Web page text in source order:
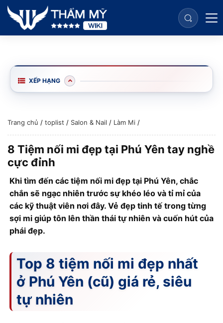
XẾP HẠNG
Trang chủ / toplist / Salon & Nail / Làm Mi /
8 Tiệm nối mi đẹp tại Phú Yên tay nghề
cực đỉnh
Khi tìm đến các tiệm nối mi đẹp tại Phú Yên, chắc
chắn sẽ ngạc nhiên trước sự khéo léo và tỉ mỉ của
các kỹ thuật viên nơi đây. Vẻ đẹp tinh tế trong từng
sợi mi giúp tôn lên thần thái tự nhiên và cuốn hút của
phái đẹp.
Top 8 tiệm nối mi đẹp nhất
ở Phú Yên (cũ) giá rẻ, siêu
tự nhiên